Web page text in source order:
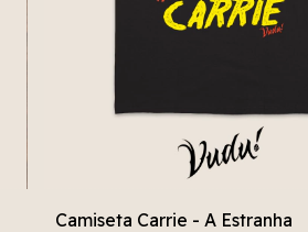
Camiseta Carrie - A Estranha